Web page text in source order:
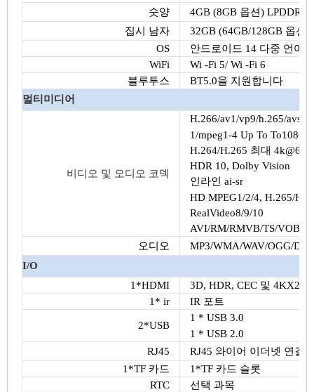
숫양
4GB (8GB 옵션)
집시 남자
32GB (64GB/128GB 옵션)
OS
안드로이드 14 다중 언어
WiFi
Wi -Fi 5/ Wi -Fi 6
블루투스
BT5.0을 지원합니다
멀티미디어
비디오 및 오디오 코덱
H.266/av1/vp9/h.265/avs3
1/mpeg1-4 Up To
H.264/H.265 최대
HDR 10, Dolby Vision
인라인 ai-sr
HD MPEG1/2/4, H.265/
RealVideo8/9/10
AVI/RM/RMVB/TS/VOB/
오디오
MP3/WMA/WAV/OGG/
I/O
1*HDMI
3D, HDR, CEC 및
1* ir
IR 포트
2*USB
1 * USB 3.0
1 * USB 2.0
RJ45
RJ45 와이어 이더넷 연결
1*TF 카드
1*TF 카드 슬롯
RTC
선택 과목